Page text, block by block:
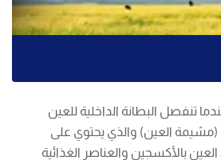
تنفصل البطانة الداخلية للعين
(مشيمة العين) والذي يحتوي على
العين بالأكسجين والعناصر الغذائية